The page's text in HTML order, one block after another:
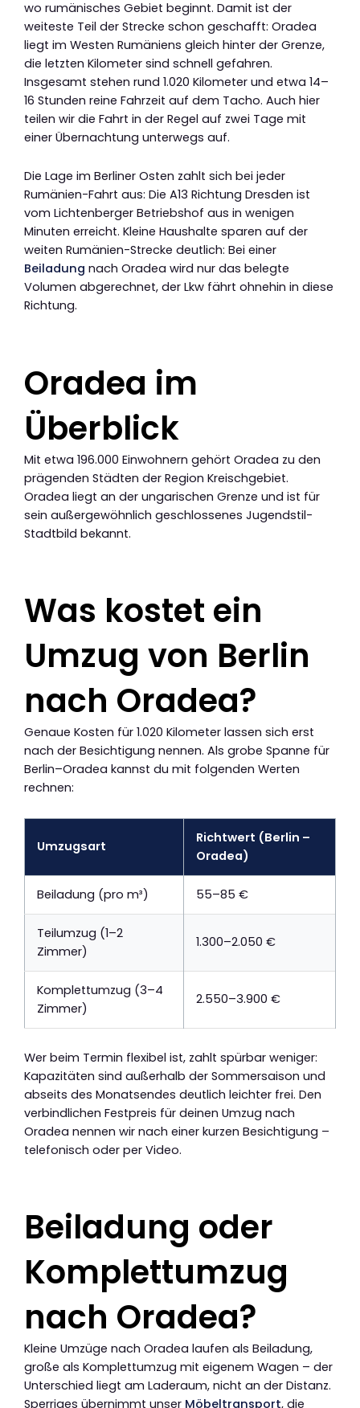
wo rumänisches Gebiet beginnt. Damit ist der
weiteste Teil der Strecke schon geschafft: Oradea
liegt im Westen Rumäniens gleich hinter der Grenze,
die letzten Kilometer sind schnell gefahren.
Insgesamt stehen rund 1.020 Kilometer und etwa 14–
16 Stunden reine Fahrzeit auf dem Tacho. Auch hier
teilen wir die Fahrt in der Regel auf zwei Tage mit
einer Übernachtung unterwegs auf.
Die Lage im Berliner Osten zahlt sich bei jeder
Rumänien-Fahrt aus: Die A13 Richtung Dresden ist
vom Lichtenberger Betriebshof aus in wenigen
Minuten erreicht. Kleine Haushalte sparen auf der
weiten Rumänien-Strecke deutlich: Bei einer
Beiladung nach Oradea wird nur das belegte
Volumen abgerechnet, der Lkw fährt ohnehin in diese
Richtung.
Oradea im
Überblick
Mit etwa 196.000 Einwohnern gehört Oradea zu den
prägenden Städten der Region Kreischgebiet.
Oradea liegt an der ungarischen Grenze und ist für
sein außergewöhnlich geschlossenes Jugendstil-
Stadtbild bekannt.
Was kostet ein
Umzug von Berlin
nach Oradea?
Genaue Kosten für 1.020 Kilometer lassen sich erst
nach der Besichtigung nennen. Als grobe Spanne für
Berlin–Oradea kannst du mit folgenden Werten
rechnen:
Umzugsart
Richtwert (Berlin –
Oradea)
Beiladung (pro m³) 55–85 €
Teilumzug (1–2
Zimmer)
1.300–2.050 €
Komplettumzug (3–4
Zimmer)
2.550–3.900 €
Wer beim Termin flexibel ist, zahlt spürbar weniger:
Kapazitäten sind außerhalb der Sommersaison und
abseits des Monatsendes deutlich leichter frei. Den
verbindlichen Festpreis für deinen Umzug nach
Oradea nennen wir nach einer kurzen Besichtigung –
telefonisch oder per Video.
Beiladung oder
Komplettumzug
nach Oradea?
Kleine Umzüge nach Oradea laufen als Beiladung,
große als Komplettumzug mit eigenem Wagen – der
Unterschied liegt am Laderaum, nicht an der Distanz.
Sperriges übernimmt unser Möbeltransport, die